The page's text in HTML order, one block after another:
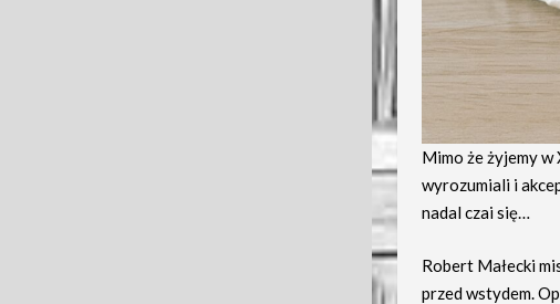
Mimo że żyjemy
wyrozumiali i
nadal czai się…
Robert Małecki
przed wstydem.